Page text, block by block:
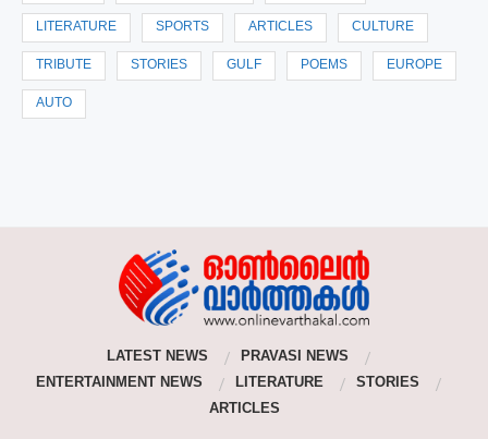
LITERATURE SPORTS ARTICLES CULTURE
TRIBUTE STORIES GULF POEMS EUROPE
AUTO
LATEST NEWS
PRAVASI NEWS
ENTERTAINMENT NEWS
LITERATURE
STORIES
ARTICLES